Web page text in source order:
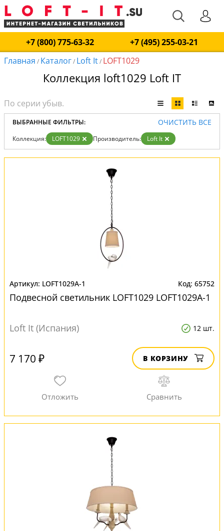
+7 (800) 775-63-32
+7 (495) 255-03-21
Главная / Каталог/ Loft It/ LOFT1029
Коллекция loft1029 Loft IT
ВЫБРАННЫЕ ФИЛЬТРЫ: ОЧИСТИТЬ ВСЕ
Коллекция: LOFT1029 Производитель: Loft It
LOFT1029A-1 65752
Подвесной светильник LOFT1029 LOFT1029A-1
Loft It (Испания) 12 шт.
7 170 ₽ В КОРЗИНУ